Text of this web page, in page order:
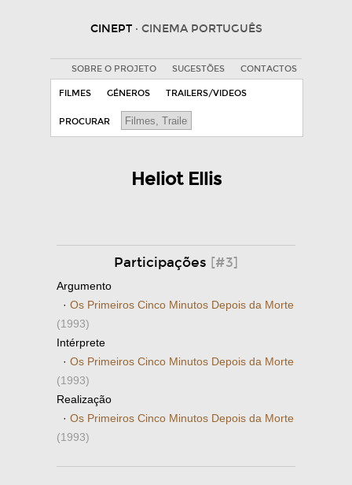
CINEPT · CINEMA PORTUGUÊS
SOBRE O PROJETO SUGESTÕES CONTACTOS
FILMES GÉNEROS TRAILERS/VIDEOS
PROCURAR
Heliot Ellis
Participações [#3]
Argumento
· Os Primeiros Cinco Minutos Depois da Morte
(1993)
Intérprete
· Os Primeiros Cinco Minutos Depois da Morte
(1993)
Realização
· Os Primeiros Cinco Minutos Depois da Morte
(1993)